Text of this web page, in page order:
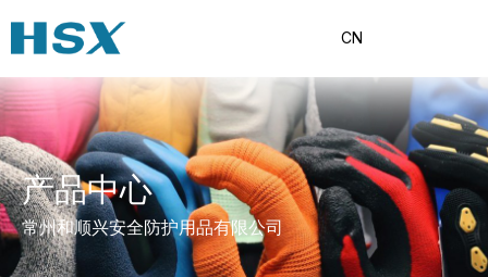
CN
产品中心
常州和顺兴安全防护用品有限公司